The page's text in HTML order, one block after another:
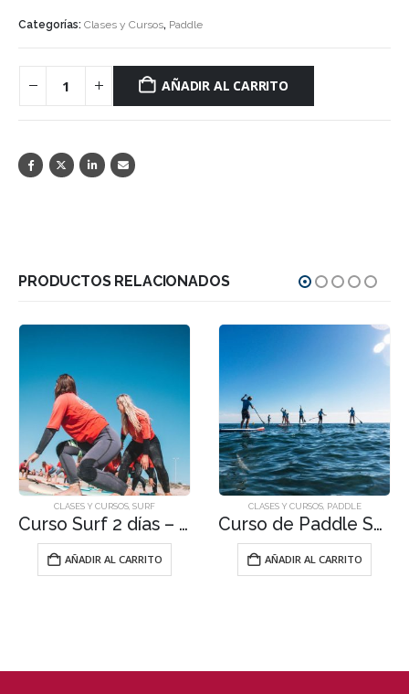
Categorías: Clases y Cursos, Paddle
AÑADIR AL CARRITO
PRODUCTOS RELACIONADOS
CLASES Y CURSOS, SURF
Curso Surf 2 días – 65€
AÑADIR AL CARRITO
CLASES Y CURSOS, PADDLE
Curso de Paddle Surf Grupal – 30€
AÑADIR AL CARRITO